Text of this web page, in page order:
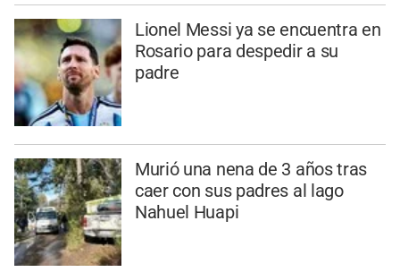
Lionel Messi ya se encuentra en
Rosario para despedir a su
padre
Murió una nena de 3 años tras
caer con sus padres al lago
Nahuel Huapi